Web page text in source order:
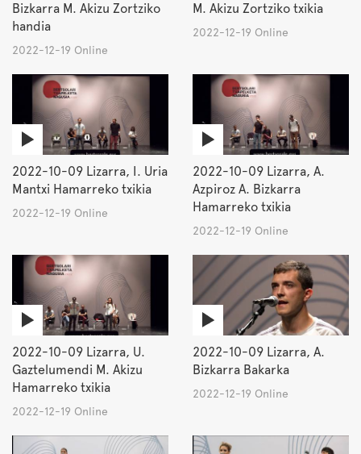
Bizkarra M. Akizu Zortziko
handia
2022-12-19 Online
M. Akizu Zortziko txikia
2022-12-19 Online
2022-10-09 Lizarra, I. Uria
Mantxi Hamarreko txikia
2022-12-19 Online
2022-10-09 Lizarra, A.
Azpiroz A. Bizkarra
Hamarreko txikia
2022-12-19 Online
2022-10-09 Lizarra, U.
Gaztelumendi M. Akizu
Hamarreko txikia
2022-12-19 Online
2022-10-09 Lizarra, A.
Bizkarra Bakarka
2022-12-19 Online